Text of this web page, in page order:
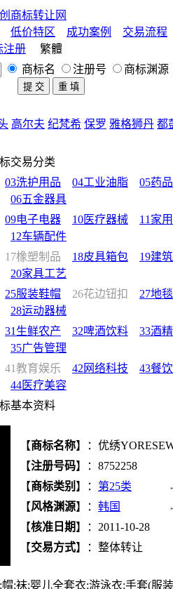
低价特区 成功案例
交易流程
注册
繁體
商标名
注册号 商标渊源
纪梵希 保罗 雅格狮丹 都彭 骆驼
彪马 鳄鱼
意大利 美国 日本 西班牙 韩国
阿玛尼
交易分类
03洗护用品 04工业油脂
05药品
06五金器具
09电子电器 10医疗器械
11家用
12车辆配件
17橡塑制品 18皮具箱包
19建筑
20家具工艺
25服装鞋帽 26花边钮扣
27地毯
28运动器械
31生鲜农产 32啤酒饮料
33酒精
35广告管理
41教育娱乐 42网络科技
43餐饮
44医疗美容
基本资料
【商标名称】：优绣
【注册号码】：8752258
【商标类别 】： 第25类
【风格渊源】： 韩国
【核准日期】：2011-10-28
【交易方式】：整体转让
;袜;婴儿全套衣;游泳衣;手套(服